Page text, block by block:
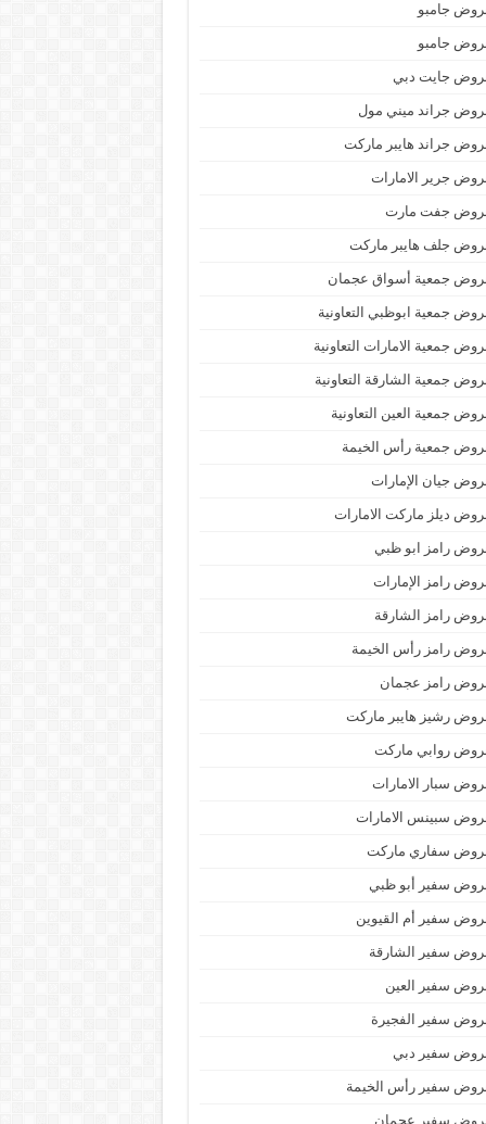
جامبو
جامبو
جايت دبي
جراند ميني مول
جراند هايبر ماركت
جرير الامارات
جفت مارت
جلف هايبر ماركت
جمعية أسواق عجمان
جمعية ابوظبي التعاونية
جمعية الامارات التعاونية
جمعية الشارقة التعاونية
جمعية العين التعاونية
جمعية رأس الخيمة
جيان الإمارات
ديلز ماركت الامارات
رامز ابو ظبي
رامز الإمارات
رامز الشارقة
رامز رأس الخيمة
رامز عجمان
رشيز هايبر ماركت
روابي ماركت
سبار الامارات
سبينس الامارات
سفاري ماركت
سفير أبو ظبي
سفير أم القيوين
سفير الشارقة
سفير العين
سفير الفجيرة
سفير دبي
سفير رأس الخيمة
سفير عجمان